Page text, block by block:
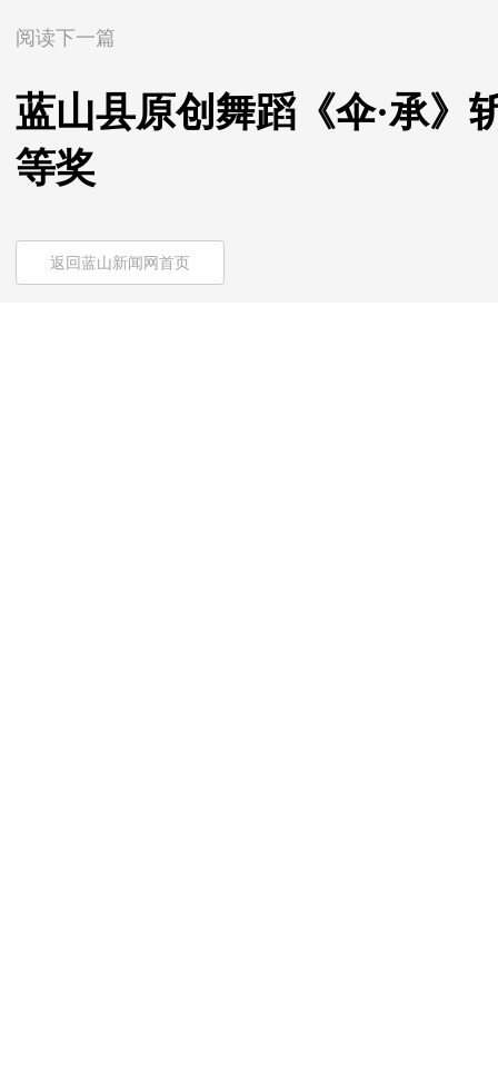
阅读下一篇
蓝山县原创舞蹈《伞·承》
等奖
返回蓝山新闻网首页